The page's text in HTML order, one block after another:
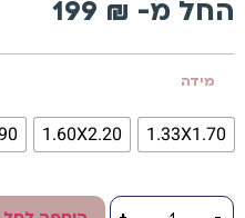
החל מ- 199 ₪
מידה
1.33X1.70
1.60X2.20